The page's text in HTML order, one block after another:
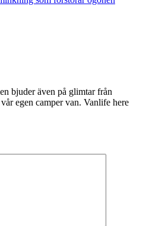
bjuder även på glimtar från
egen camper van. Vanlife here